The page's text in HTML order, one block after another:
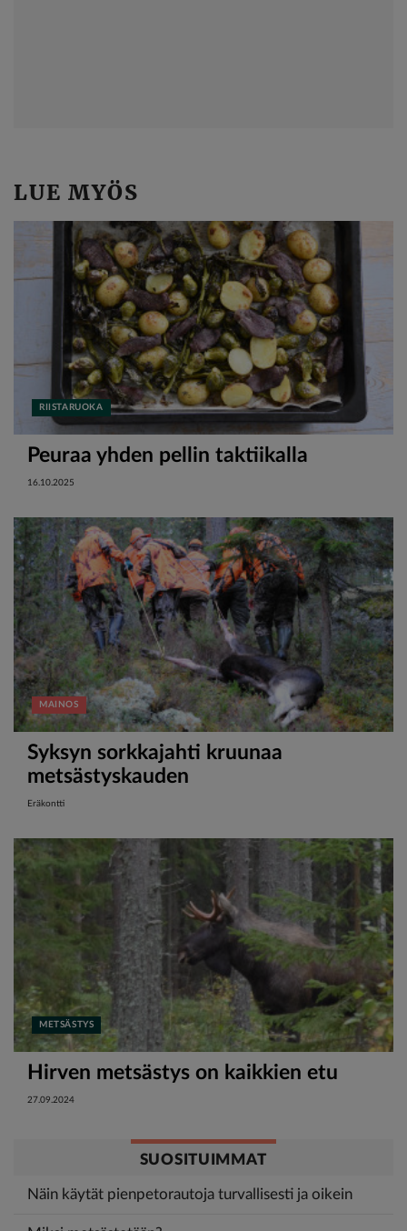
LUE MYÖS
RIISTARUOKA
Peuraa yhden pellin taktiikalla
16.10.2025
MAINOS
Syksyn sorkkajahti kruunaa
metsästyskauden
Eräkontti
METSÄSTYS
Hirven metsästys on kaikkien etu
27.09.2024
SUOSITUIMMAT
Näin käytät pienpetorautoja turvallisesti ja oikein